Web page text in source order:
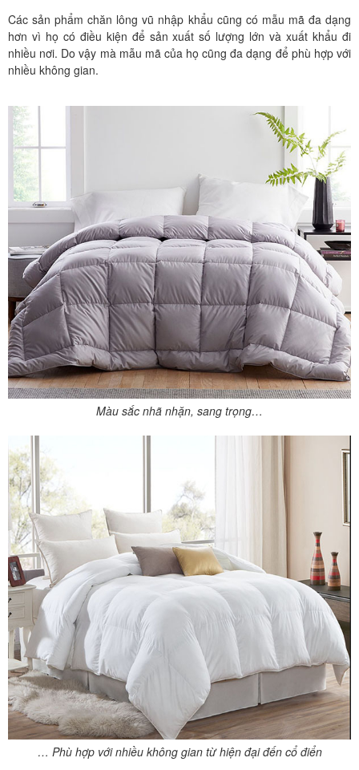
Các sản phẩm chăn lông vũ nhập khẩu cũng có mẫu mã đa dạng
hơn vì họ có điều kiện để sản xuất số lượng lớn và xuất khẩu đi
nhiều nơi. Do vậy mà mẫu mã của họ cũng đa dạng để phù hợp với
nhiều không gian.
Màu sắc nhã nhặn, sang trọng…
… Phù hợp với nhiều không gian từ hiện đại đến cổ điển